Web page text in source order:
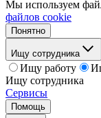
Мы используем
файлов cookie
Понятно
Ищу сотрудника
Ищу работу
Ищу сотрудника
Сервисы
Помощь